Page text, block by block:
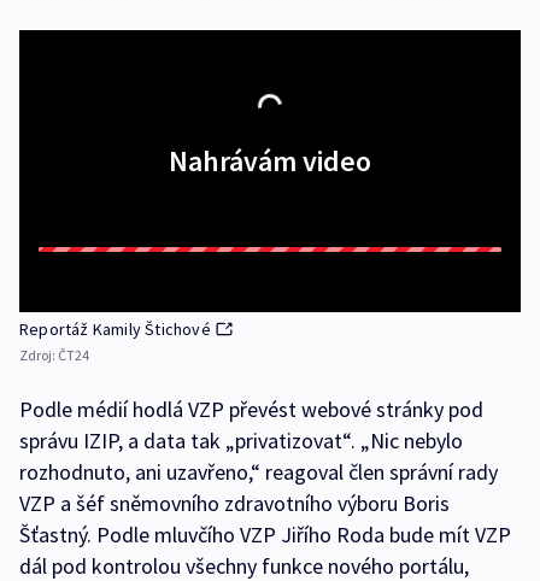
Nahrávám video
Reportáž Kamily Štichové
Zdroj: ČT24
Podle médií hodlá VZP převést webové stránky pod
správu IZIP, a data tak „privatizovat“. „Nic nebylo
rozhodnuto, ani uzavřeno,“ reagoval člen správní rady
VZP a šéf sněmovního zdravotního výboru Boris
Šťastný. Podle mluvčího VZP Jiřího Roda bude mít VZP
dál pod kontrolou všechny funkce nového portálu,